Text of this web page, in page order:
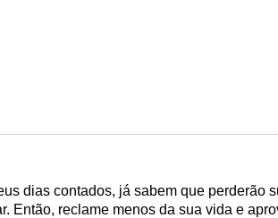
dias contados, já sabem que perderão
Então, reclame menos da sua vida e